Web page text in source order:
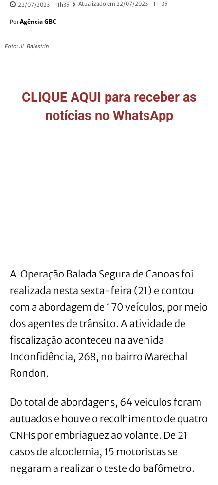
22/07/2023 - 11h35 Atualizado em 22/07/2023 - 11h35
Por Agência GBC
Foto: JL Balestrin
CLIQUE AQUI para receber as
notícias no WhatsApp
A Operação Balada Segura de Canoas foi
realizada nesta sexta-feira (21) e contou
com a abordagem de 170 veículos, por meio
dos agentes de trânsito. A atividade de
fiscalização aconteceu na avenida
Inconfidência, 268, no bairro Marechal
Rondon.
Do total de abordagens, 64 veículos foram
autuados e houve o recolhimento de quatro
CNHs por embriaguez ao volante. De 21
casos de alcoolemia, 15 motoristas se
negaram a realizar o teste do bafômetro.